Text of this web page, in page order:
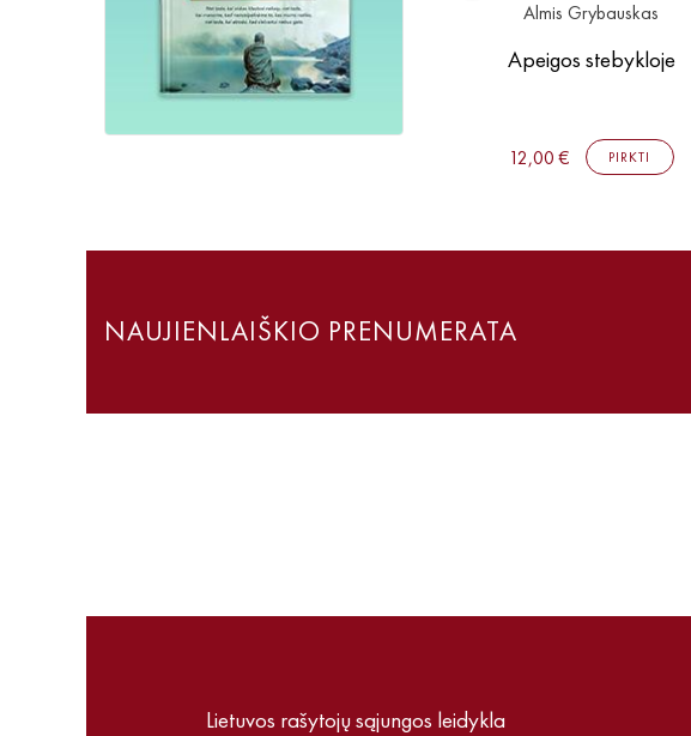
Almis Grybauskas
Apeigos stebykloje
12,00 € PIRKTI
NAUJIENLAIŠKIO PRENUMERATA
Lietuvos rašytojų sąjungos leidykla